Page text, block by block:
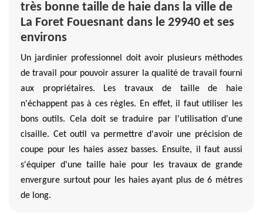
très bonne taille de haie dans la ville de
La Foret Fouesnant dans le 29940 et ses
environs
Un jardinier professionnel doit avoir plusieurs méthodes
de travail pour pouvoir assurer la qualité de travail fourni
aux propriétaires. Les travaux de taille de haie
n'échappent pas à ces règles. En effet, il faut utiliser les
bons outils. Cela doit se traduire par l'utilisation d'une
cisaille. Cet outil va permettre d'avoir une précision de
coupe pour les haies assez basses. Ensuite, il faut aussi
s'équiper d'une taille haie pour les travaux de grande
envergure surtout pour les haies ayant plus de 6 mètres
de long.